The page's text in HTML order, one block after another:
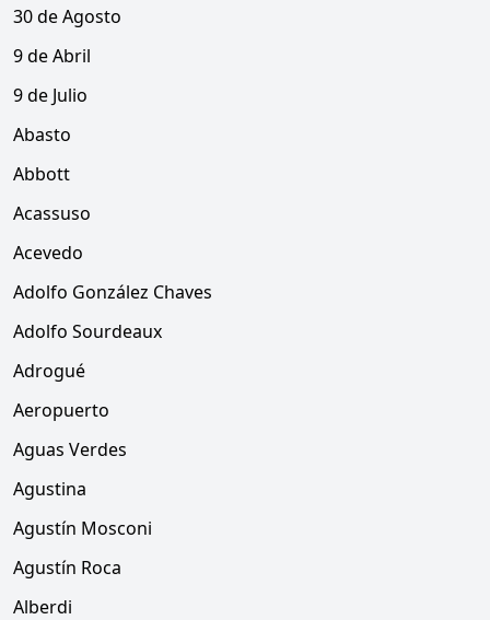
30 de Agosto
9 de Abril
9 de Julio
Abasto
Abbott
Acassuso
Acevedo
Adolfo González Chaves
Adolfo Sourdeaux
Adrogué
Aeropuerto
Aguas Verdes
Agustina
Agustín Mosconi
Agustín Roca
Alberdi